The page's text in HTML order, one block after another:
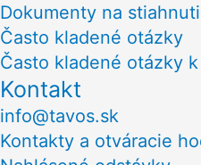
Dokumenty na
Často kladené otázky
Často kladené otázky
Kontakt
info@tavos.sk
Kontakty a otváracie